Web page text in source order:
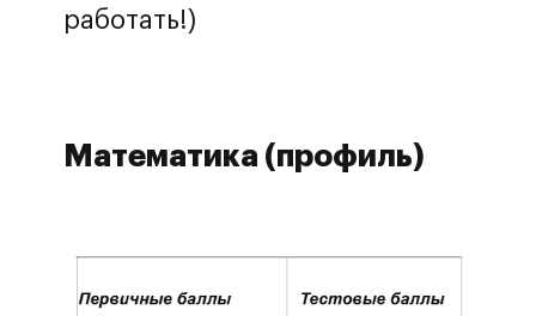
работать!)
Математика (профиль)